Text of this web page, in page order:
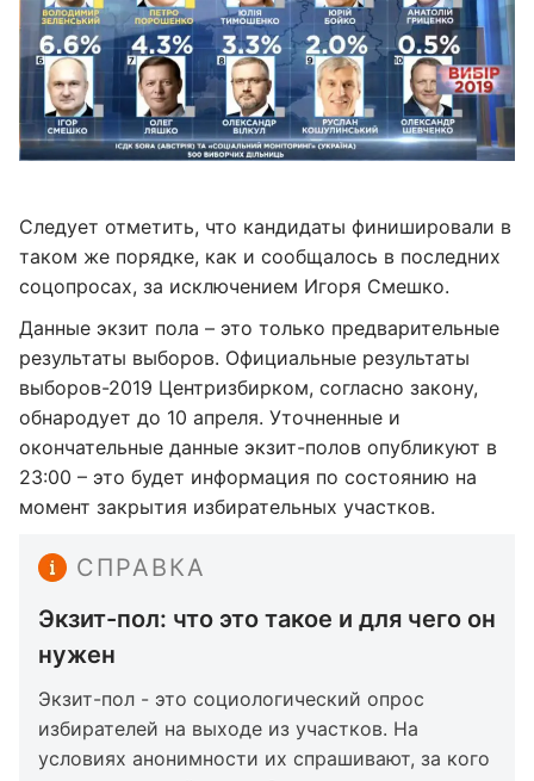
Следует отметить, что кандидаты финишировали в
таком же порядке, как и сообщалось в последних
соцопросах, за исключением Игоря Смешко.
Данные экзит пола – это только предварительные
результаты выборов. Официальные результаты
выборов-2019 Центризбирком, согласно закону,
обнародует до 10 апреля. Уточненные и
окончательные данные экзит-полов опубликуют в
23:00 – это будет информация по состоянию на
момент закрытия избирательных участков.
СПРАВКА
Экзит-пол: что это такое и для чего он
нужен
Экзит-пол - это социологический опрос
избирателей на выходе из участков. На
условиях анонимности их спрашивают, за кого